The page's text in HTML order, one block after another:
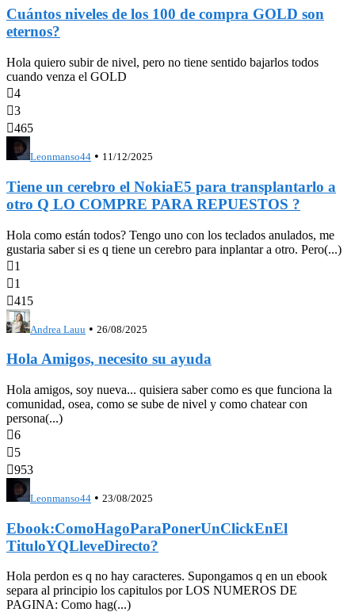
Cuántos niveles de los 100 de compra GOLD son
eternos?
Hola quiero subir de nivel, pero no tiene sentido bajarlos todos
cuando venza el GOLD
4
3
465
Leonmanso44 • 11/12/2025
Tiene un cerebro el NokiaE5 para transplantarlo a
otro Q LO COMPRE PARA REPUESTOS ?
Hola como están todos? Tengo uno con los teclados anulados, me
gustaria saber si es q tiene un cerebro para inplantar a otro. Pero(...)
1
1
415
Andrea Lauu • 26/08/2025
Hola Amigos, necesito su ayuda
Hola amigos, soy nueva... quisiera saber como es que funciona la
comunidad, osea, como se sube de nivel y como chatear con
persona(...)
6
5
953
Leonmanso44 • 23/08/2025
Ebook:ComoHagoParaPonerUnClickEnEl
TituloYQLleveDirecto?
Hola perdon es q no hay caracteres. Supongamos q en un ebook
separa al principio los capitulos por LOS NUMEROS DE
PAGINA: Como hag(...)